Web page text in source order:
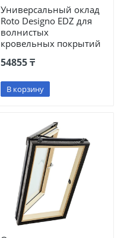
Универсальный оклад
Roto Designo EDZ для
волнистых
кровельных покрытий
54855 ₸
В корзину